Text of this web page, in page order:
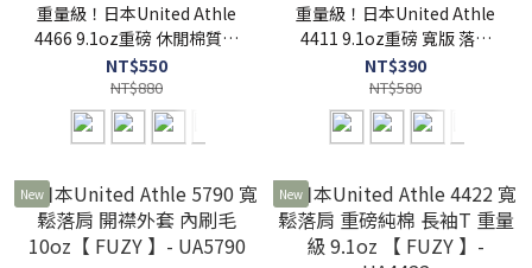
重量級！日本United Athle
4466 9.1oz重磅 休閒棉質短
褲 素面基本款 【 FUZY 】-
UA4466
NT$550
NT$880
重量級！日本United Athle
4411 9.1oz重磅 寬版 落肩
素面短T【 FUZY 】-
UA4411
NT$390
NT$580
New New